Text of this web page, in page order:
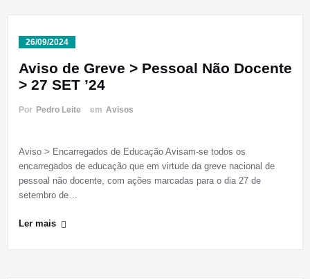
26/09/2024
Aviso de Greve > Pessoal Não Docente
> 27 SET ’24
Por Pedro Leite em Avisos
Aviso > Encarregados de Educação Avisam-se todos os
encarregados de educação que em virtude da greve nacional de
pessoal não docente, com ações marcadas para o dia 27 de
setembro de…
Ler mais